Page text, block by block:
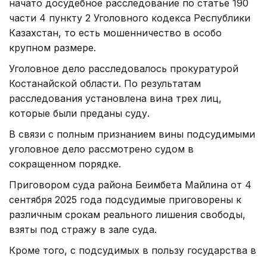
начато досудебное расследование по статье 190
части 4 пункту 2 Уголовного кодекса Республики
Казахстан, то есть мошенничество в особо
крупном размере.
Уголовное дело расследовалось прокуратурой
Костанайской области. По результатам
расследования установлена вина трех лиц,
которые были преданы суду.
В связи с полным признанием вины подсудимыми
уголовное дело рассмотрено судом в
сокращенном порядке.
Приговором суда района Беимбета Майлина от 4
сентября 2025 года подсудимые приговорены к
различным срокам реального лишения свободы,
взяты под стражу в зале суда.
Кроме того, с подсудимых в пользу государства в